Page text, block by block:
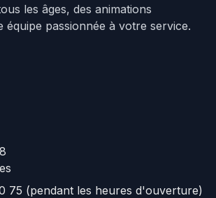
les âges, des animations
équipe passionnée à votre service.
75 (pendant les heures d'ouverture)